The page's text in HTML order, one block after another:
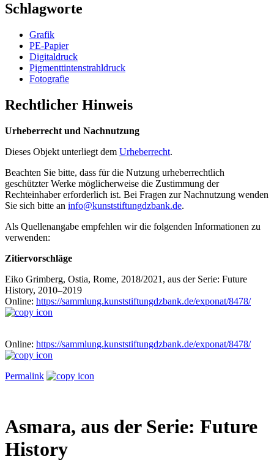
Schlagworte
Grafik
PE-Papier
Digitaldruck
Pigmenttintenstrahldruck
Fotografie
Rechtlicher Hinweis
Urheberrecht und Nachnutzung
Dieses Objekt unterliegt dem Urheberrecht.
Beachten Sie bitte, dass für die Nutzung urheberrechtlich
geschützter Werke möglicherweise die Zustimmung der
Rechteinhaber erforderlich ist. Bei Fragen zur Nachnutzung wenden
Sie sich bitte an info@kunststiftungdzbank.de.
Als Quellenangabe empfehlen wir die folgenden Informationen zu
verwenden:
Zitiervorschläge
Eiko Grimberg, Ostia, Rome, 2018/2021, aus der Serie: Future
History, 2010–2019
Online: https://sammlung.kunststiftungdzbank.de/exponat/8478/
Online: https://sammlung.kunststiftungdzbank.de/exponat/8478/
Permalink
Asmara, aus der Serie: Future
History